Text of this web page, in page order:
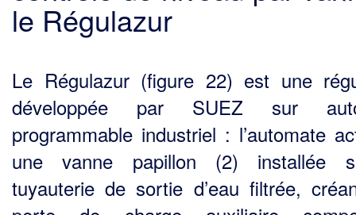
le Régulazur
Le Régulazur (figure 22) est une
développée par SUEZ sur
programmable industriel : l’automate
une vanne papillon (2) installée
tuyauterie de sortie d’eau filtrée,